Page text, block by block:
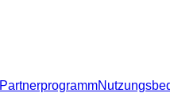
Partnerprogramm